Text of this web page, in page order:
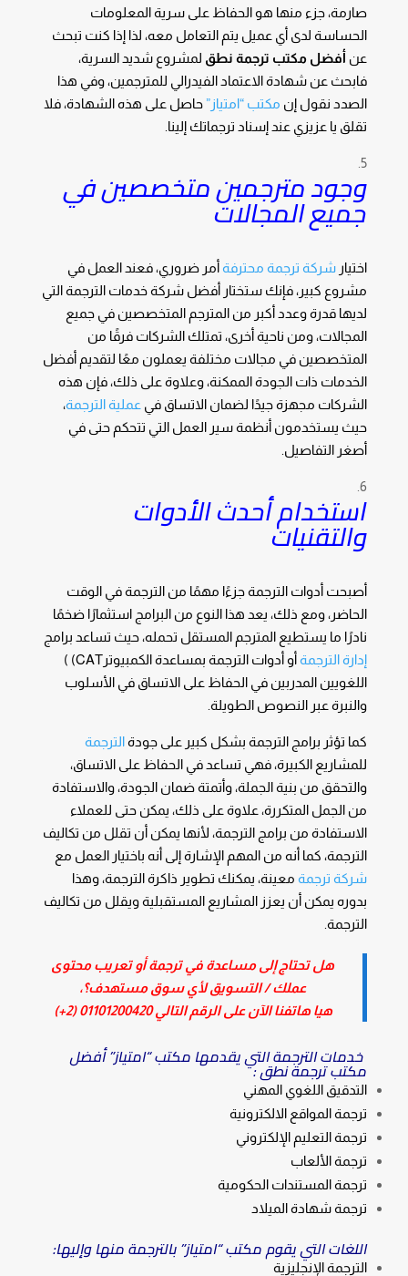
صارمة، جزء منها هو الحفاظ على سرية المعلومات
الحساسة لدى أي عميل يتم التعامل معه، لذا إذا كنت تبحث
عن أفضل مكتب ترجمة نطق لمشروع شديد السرية،
فابحث عن شهادة الاعتماد الفيدرالي للمترجمين، وفي هذا
الصدد نقول إن مكتب “امتياز” حاصل على هذه الشهادة، فلا
تقلق يا عزيزي عند إسناد ترجماتك إلينا.
وجود مترجمين متخصصين في
جميع المجالات
اختيار شركة ترجمة محترفةأمر ضروري، فعند العمل في
مشروع كبير، فإنك ستختار أفضل شركة خدمات الترجمة التي
لديها قدرة وعدد أكبر من المترجم المتخصصين في جميع
المجالات، ومن ناحية أخرى، تمتلك الشركات فرقًا من
المتخصصين في مجالات مختلفة يعملون معًا لتقديم أفضل
الخدمات ذات الجودة الممكنة، وعلاوة على ذلك، فإن هذه
الشركات مجهزة جيدًا لضمان الاتساق في عملية الترجمة،
حيث يستخدمون أنظمة سير العمل التي تتحكم حتى في
أصغر التفاصيل.
استخدام أحدث الأدوات
والتقنيات
أصبحت أدوات الترجمة جزءًا مهمًا من الترجمة في الوقت
الحاضر، ومع ذلك، يعد هذا النوع من البرامج استثمارًا ضخمًا
نادرًا ما يستطيع المترجم المستقل تحمله، حيث تساعد برامج
إدارة الترجمة
أو أدوات الترجمة بمساعدة الكمبيوترCAT) )
اللغويين المدربين في الحفاظ على الاتساق في الأسلوب
والنبرة عبر النصوص الطويلة.
كما تؤثر برامج الترجمة بشكل كبير على جودةالترجمة
للمشاريع الكبيرة، فهي تساعد في الحفاظ على الاتساق،
والتحقق من بنية الجملة، وأتمتة ضمان الجودة، والاستفادة
من الجمل المتكررة، علاوة على ذلك، يمكن حتى للعملاء
الاستفادة من برامج الترجمة، لأنها يمكن أن تقلل من تكاليف
الترجمة، كما أنه من المهم الإشارة إلى أنه باختيار العمل مع
شركة ترجمةمعينة، يمكنك تطوير ذاكرة الترجمة، وهذا
بدوره يمكن أن يعزز المشاريع المستقبلية ويقلل من تكاليف
الترجمة.
هل تحتاج إلى مساعدة في ترجمة أو تعريب محتوى
عملك / التسويق لأي سوق مستهدف؟،
هيا هاتفنا الآن على الرقم التالي01101200420 (2+)
خدمات الترجمة التي يقدمها مكتب “امتياز” أفضل
مكتب ترجمة نطق :
التدقيق اللغوي المهني
ترجمة المواقع الالكترونية
ترجمة التعليم الإلكتروني
ترجمة الألعاب
ترجمة المستندات الحكومية
ترجمة شهادة الميلاد
اللغات التي يقوم مكتب “امتياز” بالترجمة منها وإليها:
الترجمة الإنجليزية